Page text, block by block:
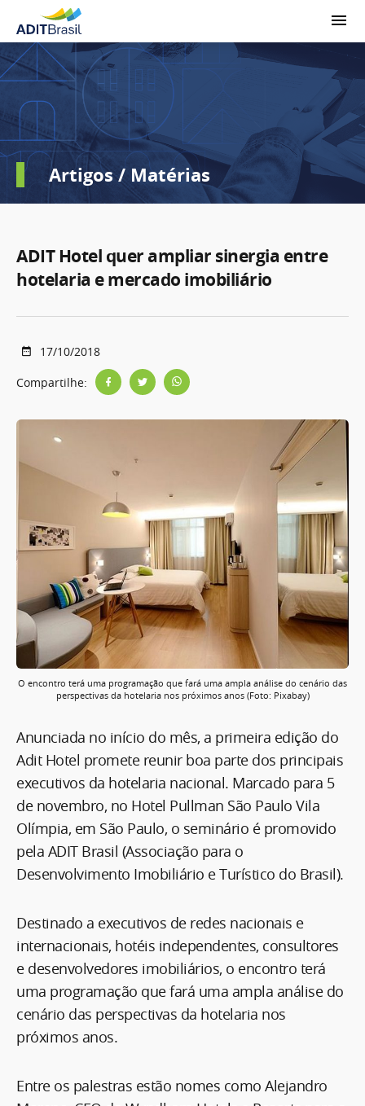
Artigos / Matérias
ADIT Hotel quer ampliar sinergia entre
hotelaria e mercado imobiliário
17/10/2018
Compartilhe:
O encontro terá uma programação que fará uma ampla análise do cenário das
perspectivas da hotelaria nos próximos anos (Foto: Pixabay)
Anunciada no início do mês, a primeira edição do
Adit Hotel promete reunir boa parte dos principais
executivos da hotelaria nacional. Marcado para 5
de novembro, no Hotel Pullman São Paulo Vila
Olímpia, em São Paulo, o seminário é promovido
pela ADIT Brasil (Associação para o
Desenvolvimento Imobiliário e Turístico do Brasil).
Destinado a executivos de redes nacionais e
internacionais, hotéis independentes, consultores
e desenvolvedores imobiliários, o encontro terá
uma programação que fará uma ampla análise do
cenário das perspectivas da hotelaria nos
próximos anos.
Entre os palestras estão nomes como Alejandro